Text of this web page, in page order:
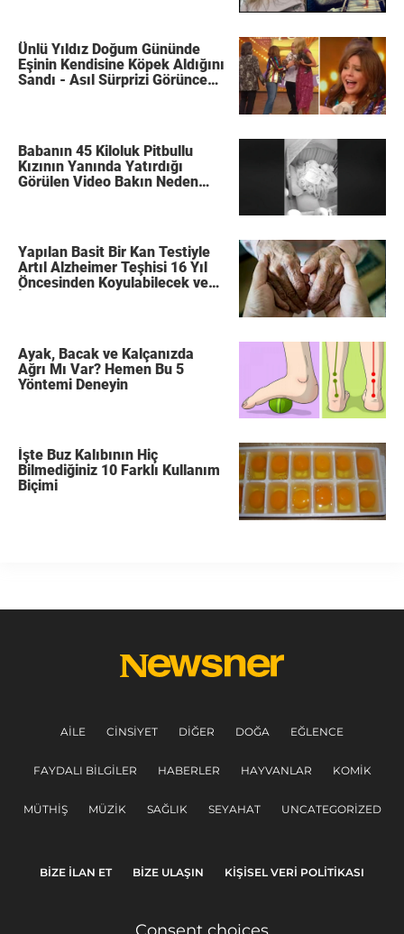
Ünlü Yıldız Doğum Gününde
Eşinin Kendisine Köpek Aldığını
Sandı - Asıl Sürprizi Görünce
Babanın 45 Kiloluk Pitbullu
Kızının Yanında Yatırdığı
Görülen Video Bakın Neden
Yapılan Basit Bir Kan Testiyle
Artıl Alzheimer Teşhisi 16 Yıl
Öncesinden Koyulabilecek ve
Ayak, Bacak ve Kalçanızda
Ağrı Mı Var? Hemen Bu 5
Yöntemi Deneyin
İşte Buz Kalıbının Hiç
Bilmediğiniz 10 Farklı Kullanım
Biçimi
AILE CINSIYET DIĞER DOĞA EĞLENCE
FAYDALI BILGILER HABERLER HAYVANLAR KOMIK
MÜTHIŞ MÜZIK SAĞLIK SEYAHAT UNCATEGORIZED
BIZE ILAN ET BIZE ULAŞIN KIŞISEL VERI POLITIKASI